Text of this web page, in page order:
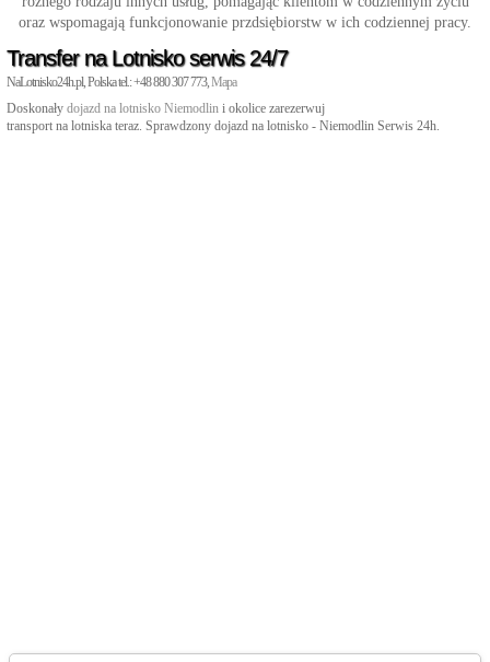
oraz wspomagają funkcjonowanie przdsiębiorstw w ich codziennej pracy.
Transfer na Lotnisko serwis 24/7
NaLotnisko24h.pl, Polska tel.: +48 880 307 773,Mapa
Doskonały dojazd na lotnisko Niemodlin i okolice zarezerwuj
transport na lotniska teraz. Sprawdzony dojazd na lotnisko - Niemodlin Serwis 24h.